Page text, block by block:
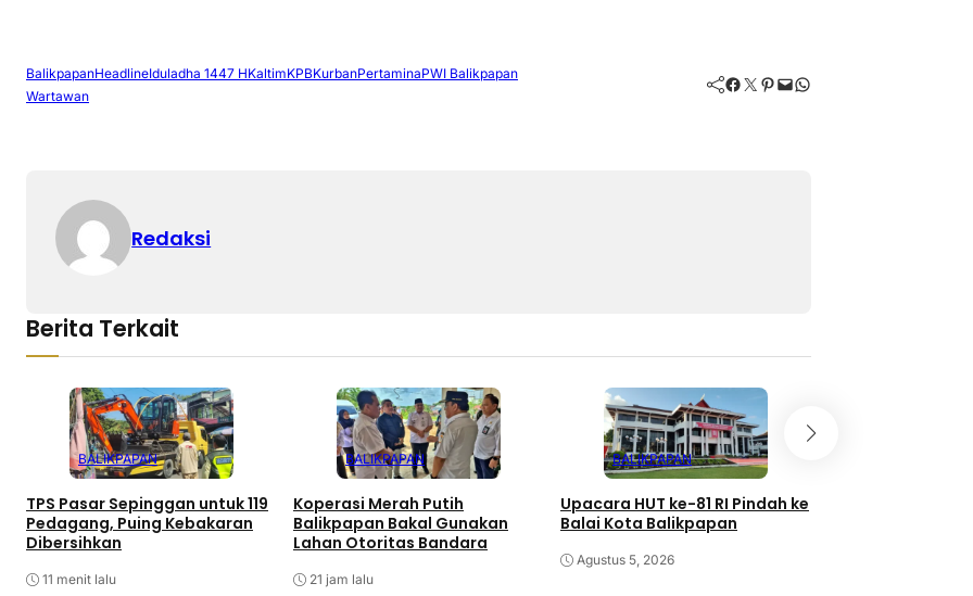
BalikpapanHeadlineIduladha 1447 HKaltimKPBKurbanPertaminaPWI Balikpapan
Wartawan
Facebook Twitter Pinterest Mail WhatsApp
Redaksi
Berita Terkait
BALIKPAPAN
TPS Pasar Sepinggan untuk 119
Pedagang, Puing Kebakaran
Dibersihkan
11 menit lalu
BALIKPAPAN
Koperasi Merah Putih
Balikpapan Bakal Gunakan
Lahan Otoritas Bandara
21 jam lalu
BALIKPAPAN
Upacara HUT ke-81 RI Pindah ke
Balai Kota Balikpapan
Agustus 5, 2026